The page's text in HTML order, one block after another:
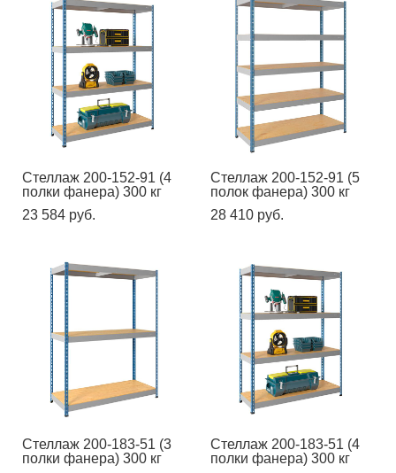
Стеллаж 200-152-91 (4
полки фанера) 300 кг
23 584 pуб.
Стеллаж 200-152-91 (5
полок фанера) 300 кг
28 410 pуб.
Стеллаж 200-183-51 (3
полки фанера) 300 кг
Стеллаж 200-183-51 (4
полки фанера) 300 кг